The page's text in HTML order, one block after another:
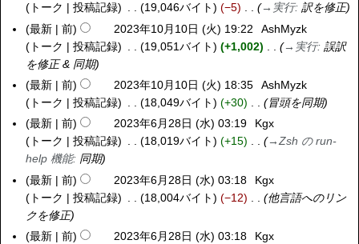
日
トーク
投稿記録 19,046バイト −5 → 実行:訳を修正
最新
前 2023年10月10日 (火) 19:22
AshMyzk
トーク
投稿記録 19,051バイト +1,002 → 実行:誤訳
を修正 & 同期
最新
前 2023年10月10日 (火) 18:35
AshMyzk
トーク
投稿記録 18,049バイト +30
冒頭を同期
2
3
最新 前 2023年6月28日 (水) 03:19
Kgx
トーク
投稿記録 18,019バイト +15 →Zsh の run-
help 機能: 同期
最新
前 2023年6月28日 (水) 03:18
Kgx
トーク
投稿記録 18,004バイト −12
他言語へのリン
クを修正
最新
前 2023年6月28日 (水) 03:18
Kgx